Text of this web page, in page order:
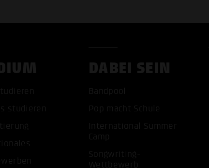
studieren
DABEI SEIN
Bandpool
Pop macht Schule
International Summer
Camp
Songwriting-
Wettbewerb